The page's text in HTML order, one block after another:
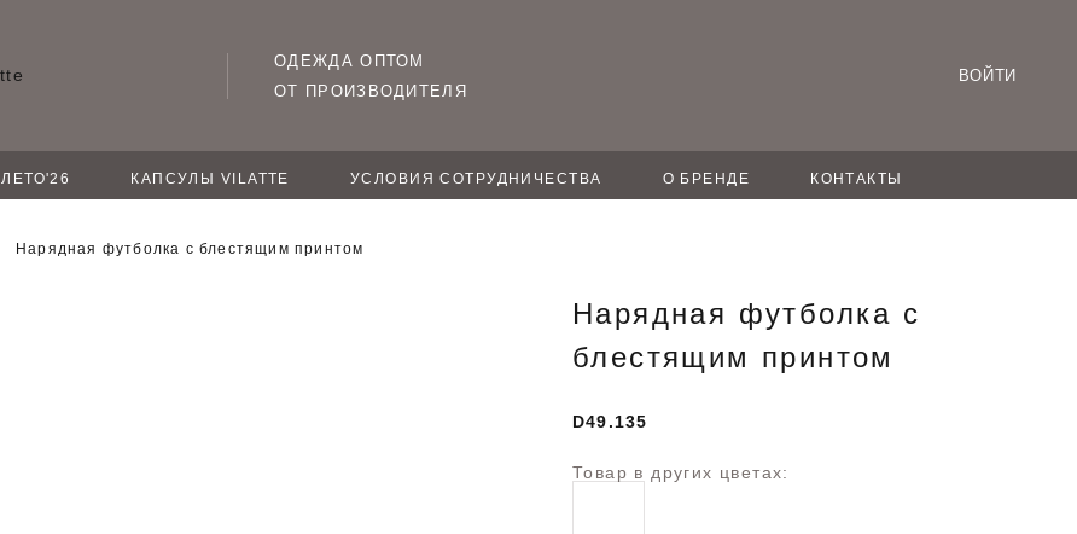
ОДЕЖДА ОПТОМ
ОТ ПРОИЗВОДИТЕЛЯ
ВОЙТИ
ЛЕТО'26 КАПСУЛЫ VILATTE УСЛОВИЯ СОТРУДНИЧЕСТВА О БРЕНДЕ КОНТАКТЫ
Нарядная футболка с блестящим принтом
Нарядная футболка с
блестящим принтом
D49.135
Товар в других цветах: